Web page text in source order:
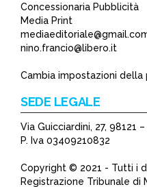
Concessionaria Pubblicità
Media Print
nino.francio@libero.it
Cambia impostazioni della
SEDE LEGALE
Via Guicciardini, 27, 98121
P. Iva 03409210832
Copyright © 2021 - Tutti i
Registrazione Tribunale di